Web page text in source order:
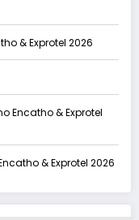
& Exprotel 2026
Encatho & Exprotel
& Exprotel 2026